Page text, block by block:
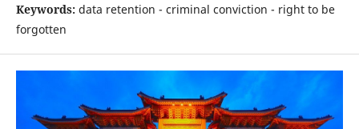
Keywords: data retention - criminal conviction - right to be
forgotten